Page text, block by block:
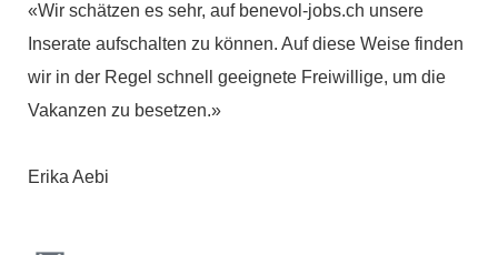
«Wir schätzen es sehr, auf benevol-jobs.ch unsere
Inserate aufschalten zu können. Auf diese Weise finden
wir in der Regel schnell geeignete Freiwillige, um die
Vakanzen zu besetzen.»
Erika Aebi